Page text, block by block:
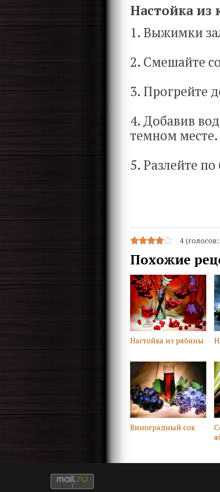
Настойка из
1. Выжимки
2. Смешайте
3. Прогрейте
4. Добавив
темном месте.
5. Разлейте
4
Похожие
Настойка из рябины
Виноградный сок